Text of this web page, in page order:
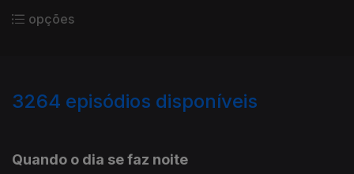
opções
3264 episódios disponíveis
Quando o dia se faz noite